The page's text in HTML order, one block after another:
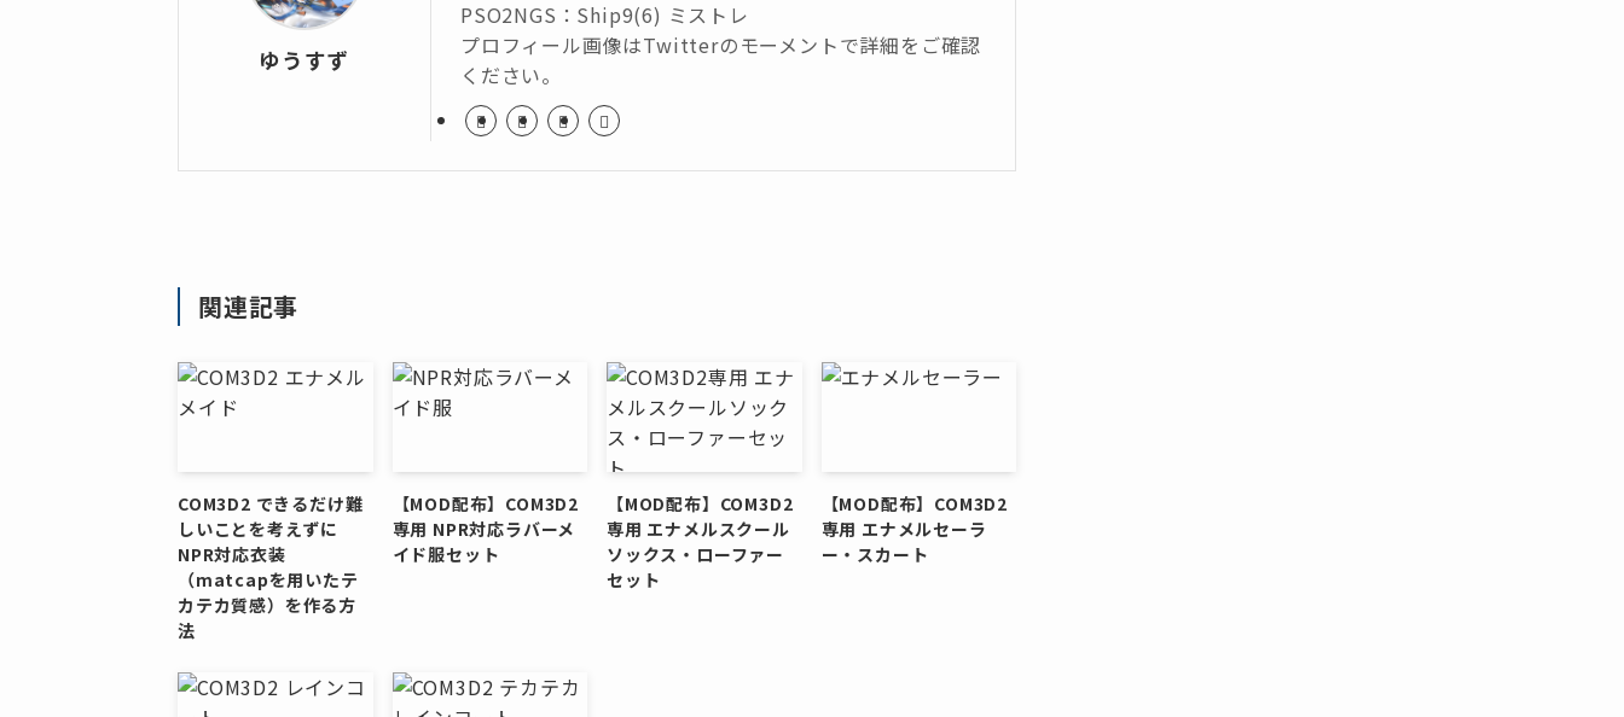
ゆうすず
PSO2NGS：Ship9(6) ミストレ
プロフィール画像はTwitterのモーメントで詳細をご確認
ください。
関連記事
COM3D2 できるだけ難
しいことを考えずに
NPR対応衣装
（matcapを用いたテ
カテカ質感）を作る方
法
【MOD配布】COM3D2
専用 NPR対応ラバーメ
イド服セット
【MOD配布】COM3D2
専用 エナメルスクール
ソックス・ローファー
セット
【MOD配布】COM3D2
専用 エナメルセーラ
ー・スカート